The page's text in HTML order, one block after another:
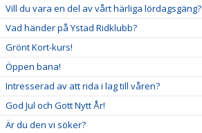
Vill du vara en del av vårt härliga lördagsgäng?
Vad händer på Ystad Ridklubb?
Grönt Kort-kurs!
Öppen bana!
Intresserad av att rida i lag till våren?
God Jul och Gott Nytt År!
Är du den vi söker?